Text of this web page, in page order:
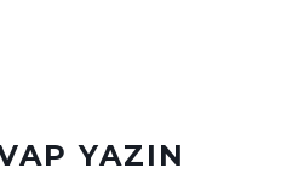
YAZIN